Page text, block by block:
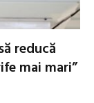
reducă
mai mari”